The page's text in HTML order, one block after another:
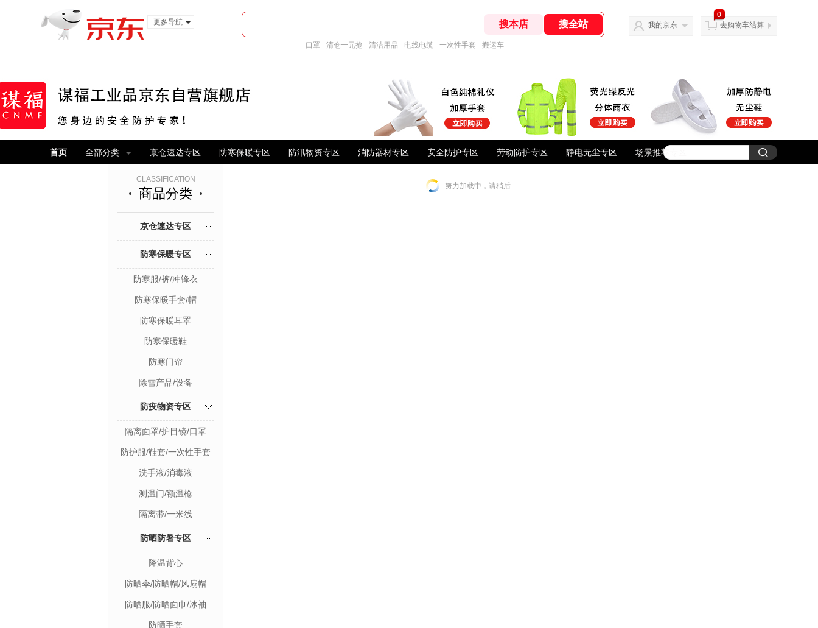
更多导航
口罩 清仓一元抢 清洁用品 电线电缆 一次性手套 搬运车
我的京东
0
去购物车结算
首页 全部分类 京仓速达专区 防寒保暖专区 防汛物资专区 消防器材专区 安全防护专区 劳动防护专区 静电无尘专区 场景推荐专区
CLASSIFICATION
商品分类
京仓速达专区
防寒保暖专区
防寒服/裤/冲锋衣
防寒保暖手套/帽
防寒保暖耳罩
防寒保暖鞋
防寒门帘
除雪产品/设备
防疫物资专区
隔离面罩/护目镜/口罩
防护服/鞋套/一次性手套
洗手液/消毒液
测温门/额温枪
隔离带/一米线
防晒防暑专区
降温背心
防晒伞/防晒帽/风扇帽
防晒服/防晒面巾/冰袖
防晒手套
努力加载中，请稍后...